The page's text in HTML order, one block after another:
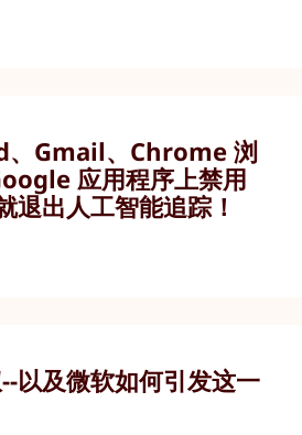
Gmail、Chrome 浏
应用程序上禁用
出人工智能追踪！
以及微软如何引发这一